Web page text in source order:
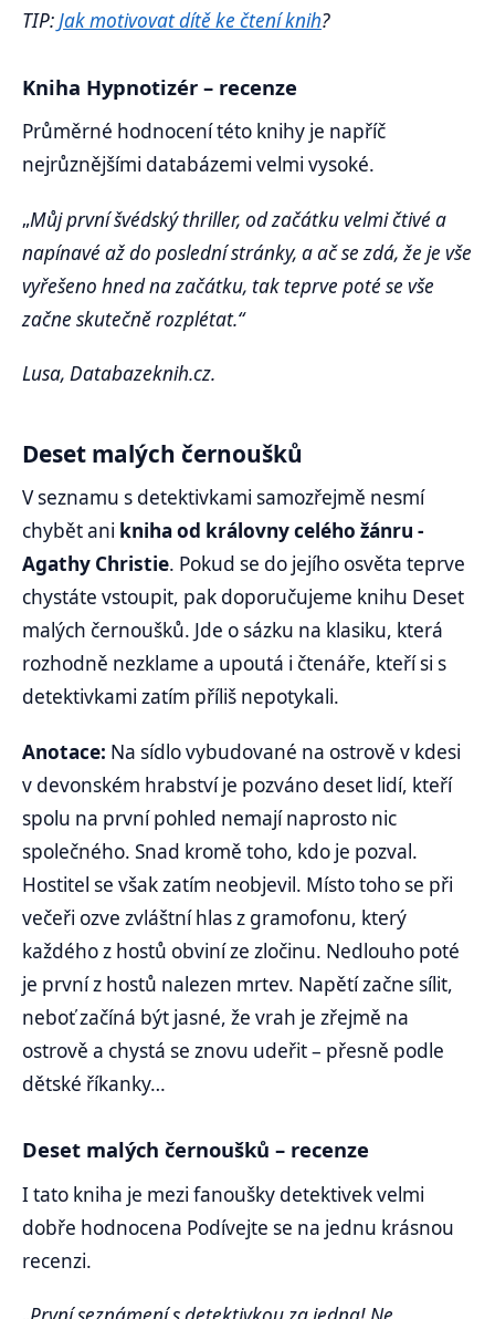
TIP:Jak motivovat dítě ke čtení knih?
Kniha Hypnotizér – recenze
Průměrné hodnocení této knihy je napříč
nejrůznějšími databázemi velmi vysoké.
„Můj první švédský thriller, od začátku velmi čtivé a
napínavé až do poslední stránky, a ač se zdá, že je vše
vyřešeno hned na začátku, tak teprve poté se vše
začne skutečně rozplétat.“
Lusa, Databazeknih.cz.
Deset malých černoušků
V seznamu s detektivkami samozřejmě nesmí
chybět ani kniha od královny celého žánru -
Agathy Christie. Pokud se do jejího osvěta teprve
chystáte vstoupit, pak doporučujeme knihu Deset
malých černoušků. Jde o sázku na klasiku, která
rozhodně nezklame a upoutá i čtenáře, kteří si s
detektivkami zatím příliš nepotykali.
Anotace: Na sídlo vybudované na ostrově v kdesi
v devonském hrabství je pozváno deset lidí, kteří
spolu na první pohled nemají naprosto nic
společného. Snad kromě toho, kdo je pozval.
Hostitel se však zatím neobjevil. Místo toho se při
večeři ozve zvláštní hlas z gramofonu, který
každého z hostů obviní ze zločinu. Nedlouho poté
je první z hostů nalezen mrtev. Napětí začne sílit,
neboť začíná být jasné, že vrah je zřejmě na
ostrově a chystá se znovu udeřit – přesně podle
dětské říkanky…
Deset malých černoušků – recenze
I tato kniha je mezi fanoušky detektivek velmi
dobře hodnocena Podívejte se na jednu krásnou
recenzi.